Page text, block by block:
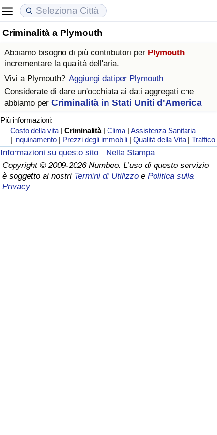
Criminalità a Plymouth
Abbiamo bisogno di più contributori per Plymouth
incrementare la qualità dell'aria.
Vivi a Plymouth? Aggiungi datiper Plymouth
Considerate di dare un'occhiata ai dati aggregati che
abbiamo per Criminalità in Stati Uniti d'America
Più informazioni:
Costo della vita |Criminalità |Clima |Assistenza Sanitaria
| Inquinamento | Prezzi degli immobili |Qualità della Vita |Traffico
Informazioni su questo sito
Nella Stampa
Copyright © 2009-2026 Numbeo. L’uso di questo servizio
è soggetto ai nostri Termini di Utilizzo e Politica sulla
Privacy
Costo della vita
Indice Del Costo Della Vita (corrente)
Indice Del Costo Della Vita
Indice del Costo della Vita per Nazione
ad Aqaba
Prezzi degli immobili
Indice del Prezzo delle Case (Corrente)
Indice del Prezzo delle Case
Indice del Prezzo delle Case per Nazione
Qualità della Vita
Indice della Qualità della Vita
Indice della Qualità della Vita (Corrente)
Indice della qualità della vita per Paese
Criminalità
Indice del Tasso di Criminalità (Corrente)
Indice della Criminalità